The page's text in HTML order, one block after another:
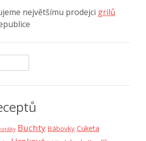
největšímu prodejci grilů
Buchty Bábovky Cuketa